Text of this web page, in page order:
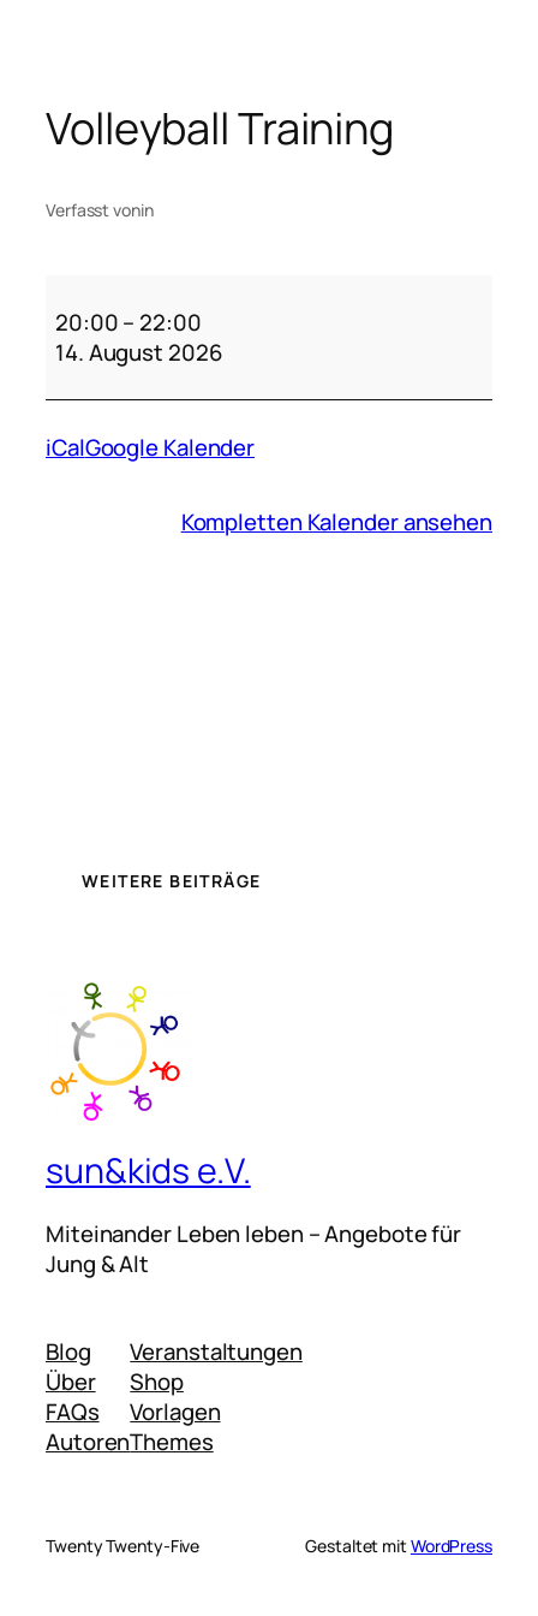
springen
Volleyball Training
Verfasst vonin
Training
20:00– 22:00
14. August 2026
iCalGoogle Kalender
Kompletten Kalender ansehen
WEITERE BEITRÄGE
sun&kids e.V.
Miteinander Leben leben – Angebote für
Jung & Alt
Blog
Über
FAQs
Autoren
Veranstaltungen
Shop
Vorlagen
Themes
Twenty Twenty-Five Gestaltet mitWordPress